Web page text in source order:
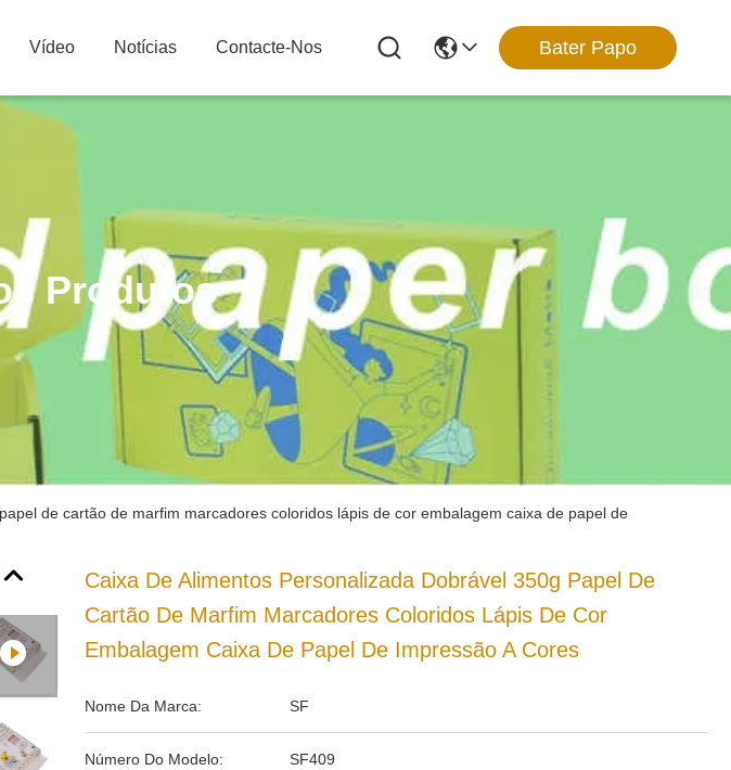
Vídeo Notícias Contacte-Nos Bater Papo
Produtos
de cartão de marfim marcadores coloridos lápis de cor embalagem caixa de papel de
Caixa De Alimentos Personalizada Dobrável 350g Papel De
Cartão De Marfim Marcadores Coloridos Lápis De Cor
Embalagem Caixa De Papel De Impressão A Cores
Nome Da Marca: SF
Número Do Modelo: SF409